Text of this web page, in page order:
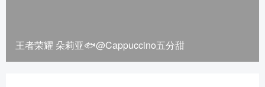
王者荣耀 朵莉亚🐟@Cappuccino五分甜